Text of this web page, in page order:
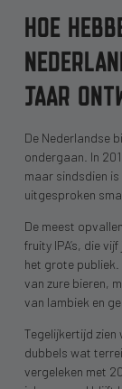
HOE
JAAR
De Nederlandse
ondergaan. In
maar sindsdien
uitgesproken
De meest
fruity IPA’s, die
het grote
van zure bieren,
van lambiek en
Tegelijkertijd
dubbels wat
vergeleken met